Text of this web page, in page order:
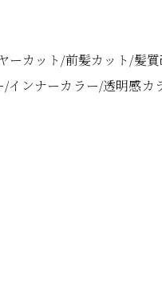
カット/前髪カット/髪
ンナーカラー/透明感